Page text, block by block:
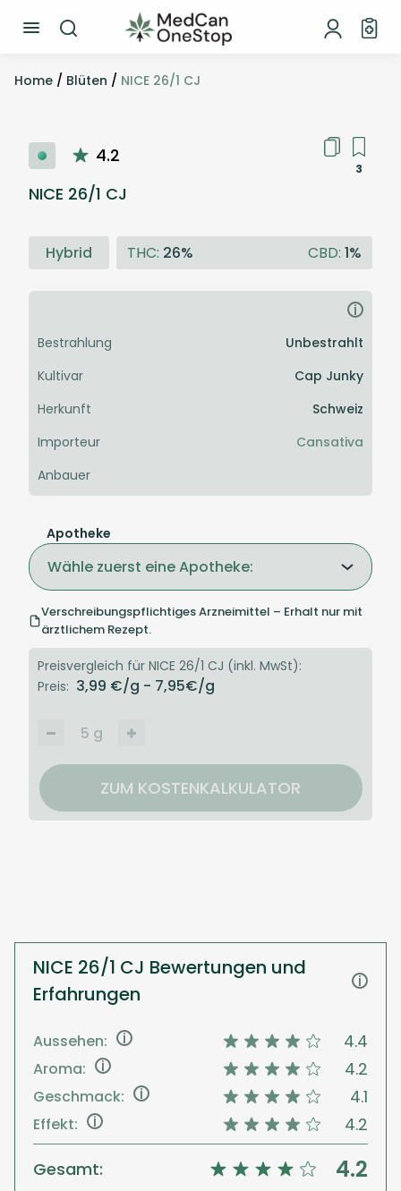
Home / Blüten / NICE 26/1 CJ
4.2
3
NICE 26/1 CJ
Hybrid THC: 26% CBD: 1%
i
Bestrahlung
Unbestrahlt
Kultivar
Cap Junky
Herkunft
Schweiz
Importeur
Cansativa
Anbauer
Apotheke
Wähle zuerst eine Apotheke:
Verschreibungspflichtiges Arzneimittel – Erhalt nur mit
ärztlichem Rezept.
Preisvergleich für NICE 26/1 CJ (inkl. MwSt):
Preis: 3,99 €/g - 7,95€/g
5 g
ZUM KOSTENKALKULATOR
NICE 26/1 CJ Bewertungen und
Erfahrungen
i
Aussehen: i 4.4
Aroma: i 4.2
Geschmack: i 4.1
Effekt: i
4.2
Gesamt:
4.2